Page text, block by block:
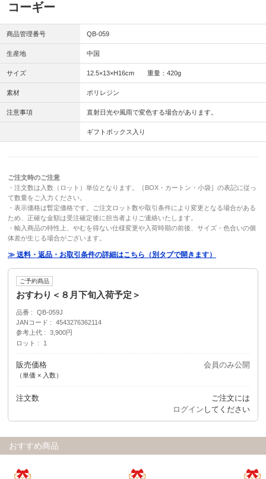
コーギー
商品管理番号 QB-059
生産地 中国
サイズ 12.5×13×H16cm 重量：420g
素材 ポリレジン
注意事項 直射日光や風雨で変色する場合があります。
ギフトボックス入り
ご注文時のご注意
・注文数は入数（ロット）単位となります。［BOX・カートン・小袋］の表記に従っ
て数量をご入力ください。
・表示価格は暫定価格です。ご注文ロット数や取引条件により変更となる場合がある
ため、正確な金額は受注確定後に担当者よりご連絡いたします。
・輸入商品の特性上、やむを得ない仕様変更や入荷時期の前後、サイズ・色合いの個
体差が生じる場合がございます。
≫ 送料・返品・お取引条件の詳細はこちら（別タブで開きます）
ご予約商品
おすわり＜８月下旬入荷予定＞
品番
QB-059J
JANコード
4543276362114
参考上代
3,900円
ロット
1
販売価格
（単価 × 入数）
会員のみ公開
注文数
ご注文には
ログイン してください
おすすめ商品